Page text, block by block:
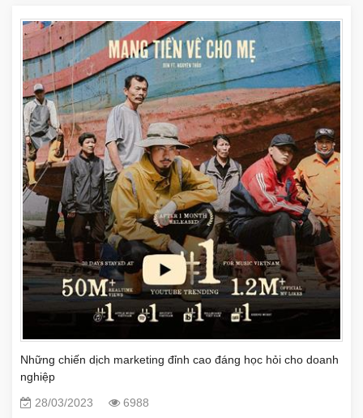
Những chiến dịch marketing đỉnh cao đáng học hỏi cho doanh
nghiệp
28/03/2023
6988